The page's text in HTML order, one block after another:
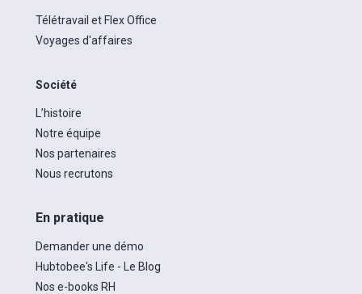
Télétravail et Flex Office
Voyages d'affaires
Société
L’histoire
Notre équipe
Nos partenaires
Nous recrutons
En pratique
Demander une démo
Hubtobee's Life - Le Blog
Nos e-books RH